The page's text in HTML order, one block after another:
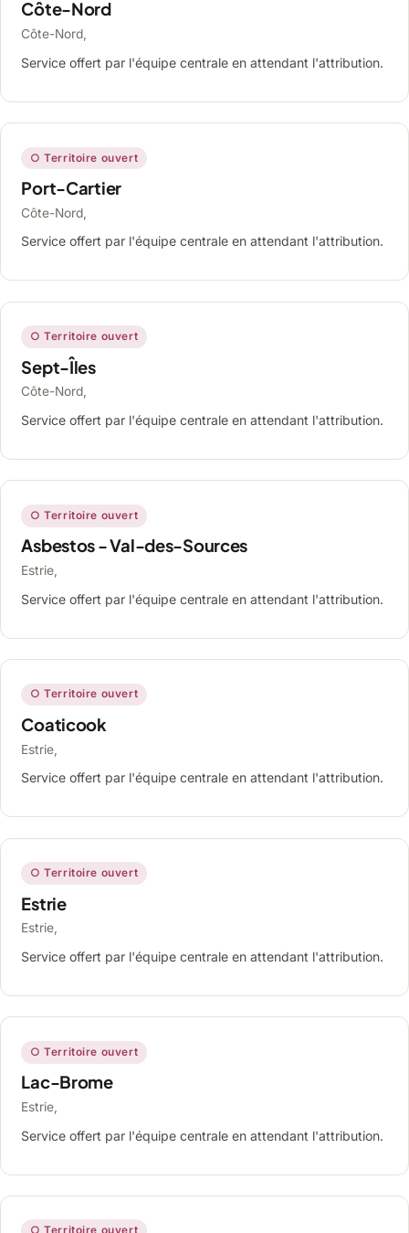
Côte-Nord
Côte-Nord,
Service offert par l'équipe centrale en attendant l'attribution.
○ Territoire ouvert
Port-Cartier
Côte-Nord,
Service offert par l'équipe centrale en attendant l'attribution.
○ Territoire ouvert
Sept-Îles
Côte-Nord,
Service offert par l'équipe centrale en attendant l'attribution.
○ Territoire ouvert
Asbestos - Val-des-Sources
Estrie,
Service offert par l'équipe centrale en attendant l'attribution.
○ Territoire ouvert
Coaticook
Estrie,
Service offert par l'équipe centrale en attendant l'attribution.
○ Territoire ouvert
Estrie
Estrie,
Service offert par l'équipe centrale en attendant l'attribution.
○ Territoire ouvert
Lac-Brome
Estrie,
Service offert par l'équipe centrale en attendant l'attribution.